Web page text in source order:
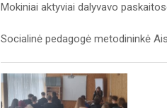
Mokiniai aktyviai dalyvavo
Socialinė pedagogė metodininkė